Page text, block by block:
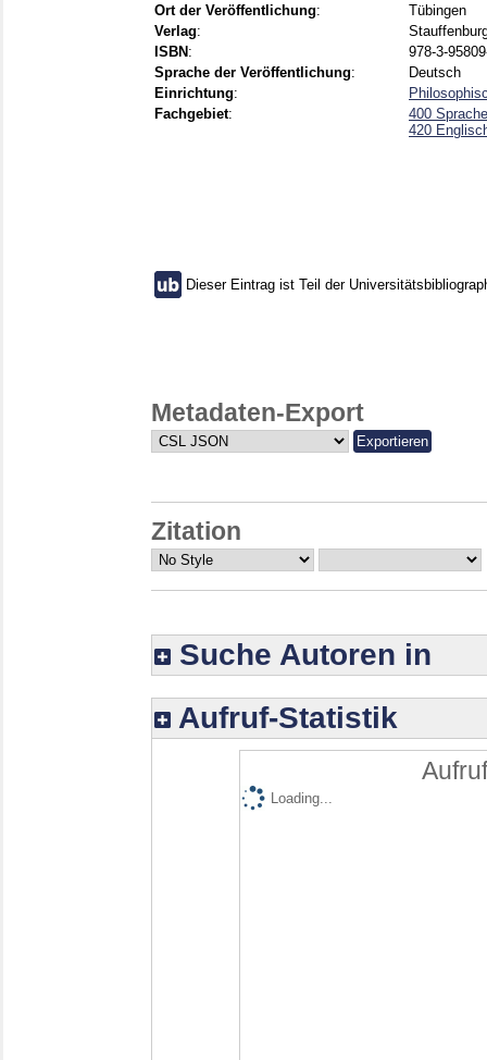
Ort der Veröffentlichung:
Tübingen
Verlag:
ISBN :
978-3-
Sprache der Veröffentlichung:
Deutsch
Einrichtung:
Fachgebiet:
400
420
Dieser Eintrag ist Teil der
Metadaten-Export
Zitation
Suche Autoren in
Aufruf-Statistik
Loading...